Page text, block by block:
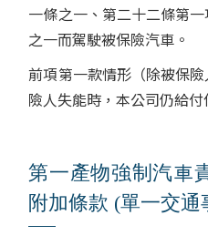
一條之一、第二十二條第
之一而駕駛被保險汽車。
前項第一款情形（除被保
險人失能時，本公司仍給付
第一產物強制汽車
附加條款 (單一交通